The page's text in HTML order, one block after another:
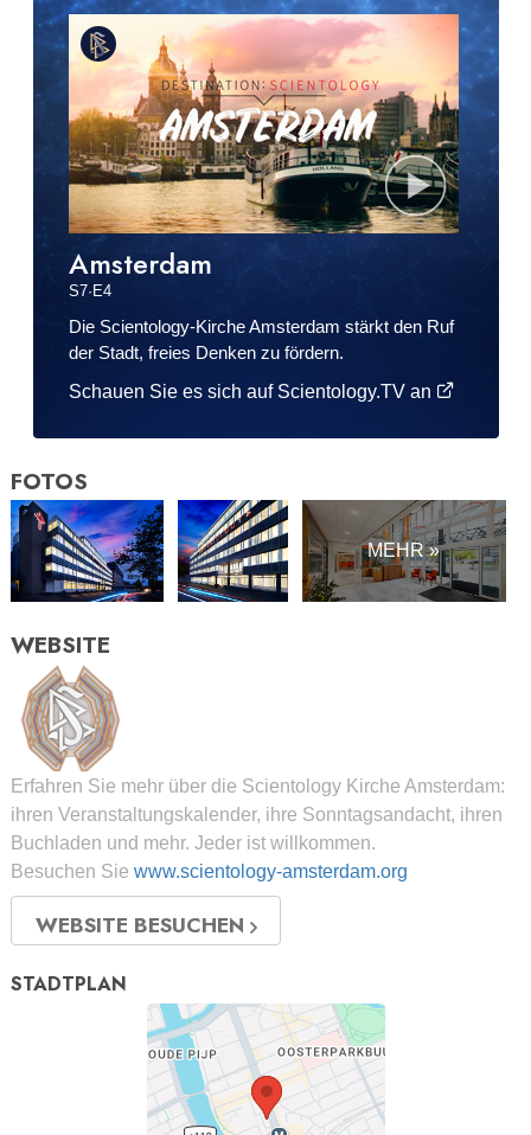
Amsterdam
S7·E4
Die Scientology-Kirche Amsterdam stärkt den Ruf
der Stadt, freies Denken zu fördern.
Schauen Sie es sich auf Scientology.TV an
FOTOS
MEHR »
WEBSITE
Erfahren Sie mehr über die Scientology Kirche Amsterdam:
ihren Veranstaltungskalender, ihre Sonntagsandacht, ihren
Buchladen und mehr. Jeder ist willkommen.
Besuchen Sie www.scientology-amsterdam.org
WEBSITE BESUCHEN
STADTPLAN